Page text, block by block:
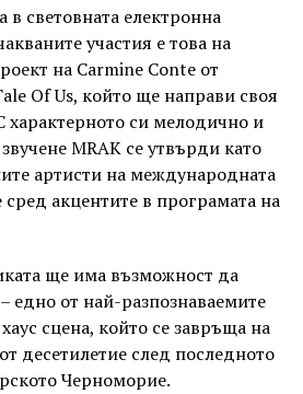
световната електронна
участия е това на
на Carmine Conte от
Of Us, който ще направи своя
характерното си мелодично и
MRAK се утвърди като
артисти на международната
сред акцентите в програмата на
ще има възможност да
едно от най-разпознаваемите
сцена, който се завръща на
десетилетие след последното
Черноморие.